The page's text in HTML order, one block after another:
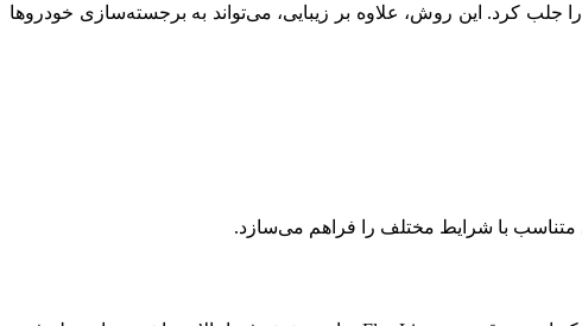
جلب کرد. این روش، علاوه بر زیبایی، می‌تواند به برجسته‌سازی خودروها
متناسب با شرایط مختلف را فراهم می‌سازد.